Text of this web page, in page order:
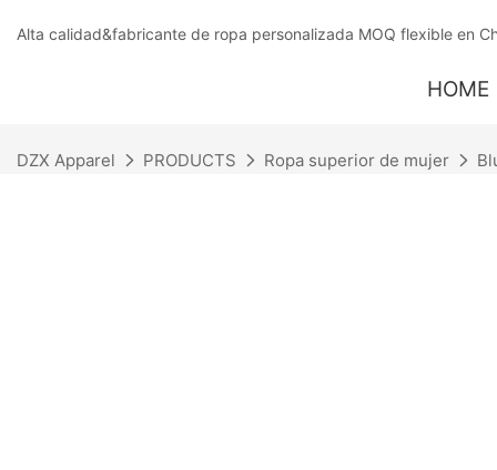
Alta calidad&fabricante de ropa personalizada MOQ flexible en
HOME
DZX Apparel PRODUCTS Ropa superior de mujer